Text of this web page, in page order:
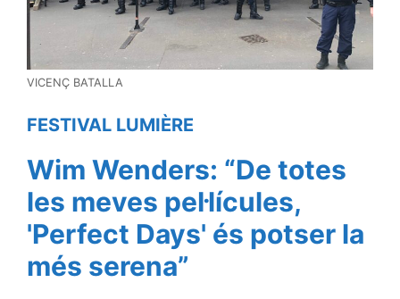
VICENÇ BATALLA
FESTIVAL LUMIÈRE
Wim Wenders: “De totes
les meves pel·lícules,
'Perfect Days' és potser la
més serena”